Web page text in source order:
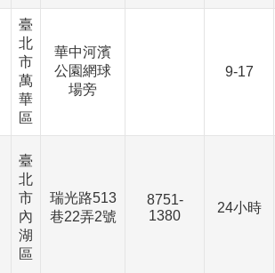
臺
北
市
萬
華
區
華中河濱
公園網球
場旁
9-17
臺
北
市
內
湖
區
瑞光路513
巷22弄2號
8751-
1380
24小時